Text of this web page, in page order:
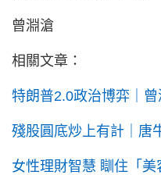
曾淵滄
相關文章：
特朗普2.0政治博弈｜曾
殘股圓底炒上有計｜唐
女性理財智慧 瞓住「